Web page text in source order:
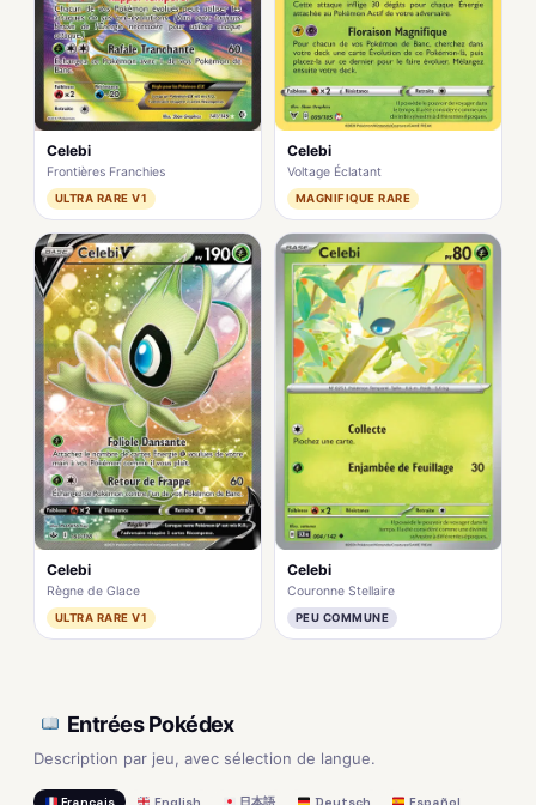
Celebi
Frontières Franchies
ULTRA RARE V1
Celebi
Voltage Éclatant
MAGNIFIQUE RARE
Celebi
Règne de Glace
ULTRA RARE V1
Celebi
Couronne Stellaire
PEU COMMUNE
Entrées Pokédex
Description par jeu, avec sélection de langue.